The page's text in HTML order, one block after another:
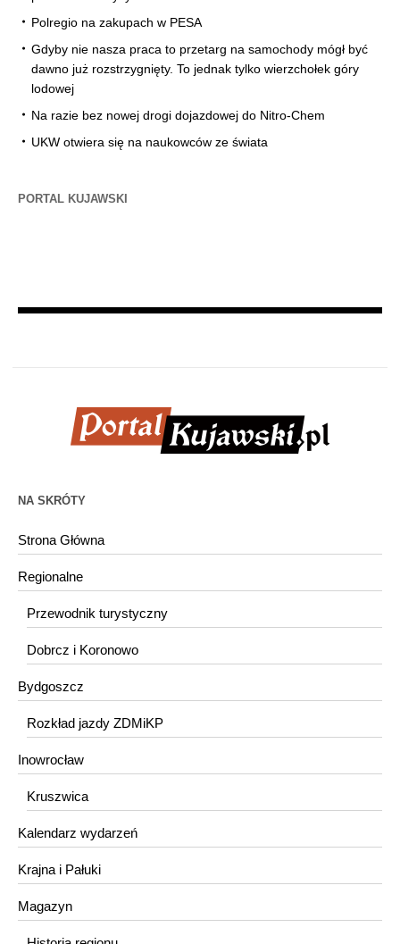
Polregio na zakupach w PESA
Gdyby nie nasza praca to przetarg na samochody mógł być
dawno już rozstrzygnięty. To jednak tylko wierzchołek góry
lodowej
Na razie bez nowej drogi dojazdowej do Nitro-Chem
UKW otwiera się na naukowców ze świata
PORTAL KUJAWSKI
NA SKRÓTY
Strona Główna
Regionalne
Przewodnik turystyczny
Dobrcz i Koronowo
Bydgoszcz
Rozkład jazdy ZDMiKP
Inowrocław
Kruszwica
Kalendarz wydarzeń
Krajna i Pałuki
Magazyn